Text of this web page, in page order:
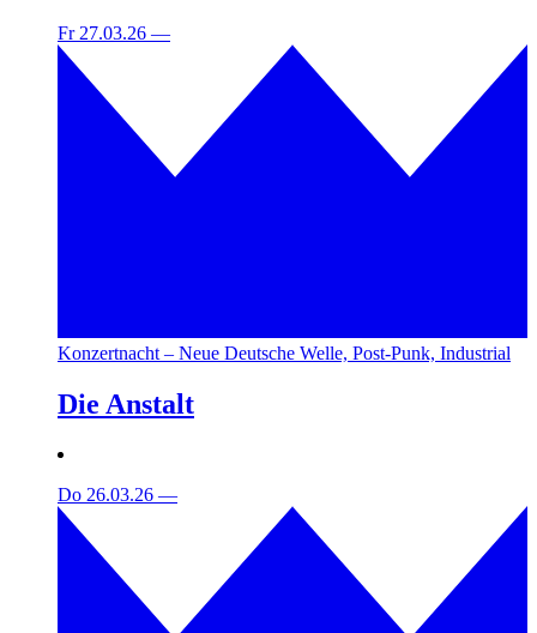
Fr 27.03.26 —
Konzertnacht – Neue Deutsche Welle, Post-Punk, Industrial
Die Anstalt
Do 26.03.26 —